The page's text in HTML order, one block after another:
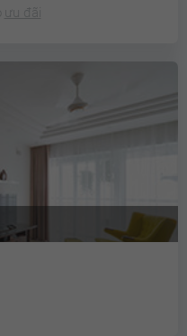
ưu đãi